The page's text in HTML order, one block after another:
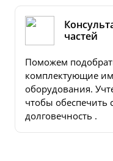
частей
Поможем
комплектующие
оборудования.
чтобы обеспечить
долговечность .